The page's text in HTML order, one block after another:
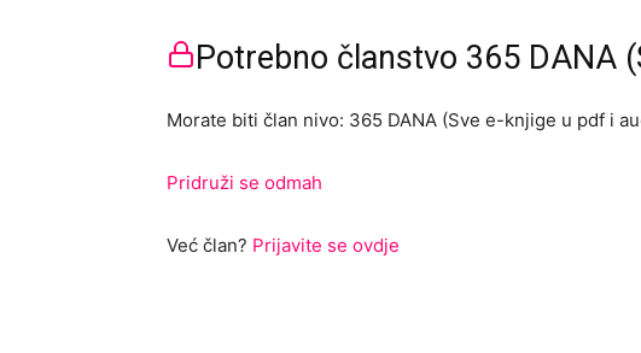
Potrebno članstvo 365 DANA
Morate biti član nivo: 365 DANA (Sve e-knjige u pdf i
Pridruži se odmah
Već član? Prijavite se ovdje